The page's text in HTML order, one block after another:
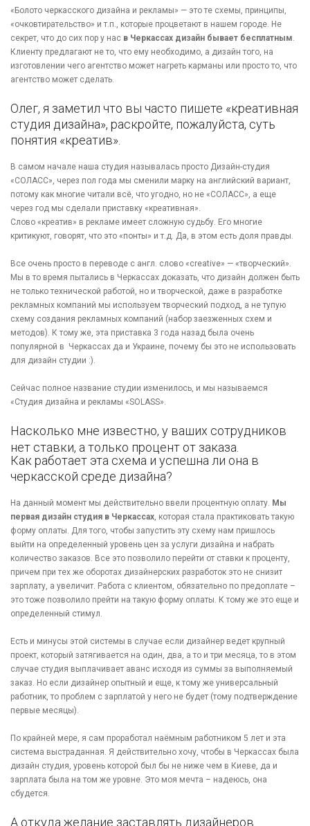
«Болото черкасского дизайна и рекламы» — это те схемы, принципы,
«очковтирательство» и т.п., которые процветают в нашем городе. Не
секрет, что до сих пор у нас в Черкассах дизайн бывает бесплатным.
Клиенту предлагают не то, что ему необходимо, а дизайн того, на
изготовлении чего агентство может нагреть карманы или просто то, что
агентство может сделать.
Олег, я заметил что вы часто пишете «креативная
студия дизайна», раскройте, пожалуйста, суть
понятия «креатив».
В самом начале наша студия называлась просто Дизайн-студия
«СОЛАСС», через пол года мы сменили марку на английский вариант,
потому как многие читали всё, что угодно, но не «СОЛАСС», а еще
через год мы сделали приставку «креативная».
Слово «креатив» в рекламе имеет сложную судьбу. Его многие
критикуют, говорят, что это «понты» и т.д. Да, в этом есть доля правды.
Все очень просто в переводе с англ. слово «creative» — «творческий».
Мы в то время пытались в Черкассах доказать, что дизайн должен быть
не только технической работой, но и творческой, даже в разработке
рекламных компаний мы используем творческий подход, а не тупую
схему создания рекламных компаний (набор заезженных схем и
методов). К тому же, эта приставка 3 года назад была очень
популярной в Черкассах да и Украине, почему бы это не использовать
для дизайн студии :).
Сейчас полное название студии изменилось, и мы называемся
«Студия дизайна и рекламы «SOLASS».
Насколько мне известно, у ваших сотрудников
нет ставки, а только процент от заказа.
Как работает эта схема и успешна ли она в
черкасской среде дизайна?
На данный момент мы действительно ввели процентную оплату. Мы
первая дизайн студия в Черкассах, которая стала практиковать такую
форму оплаты. Для того, чтобы запустить эту схему нам пришлось
выйти на определенный уровень цен за услуги дизайна и набрать
количество заказов. Все это позволило перейти от ставки к проценту,
причем при тех же оборотах дизайнерских разработок это не снизит
зарплату, а увеличит. Работа с клиентом, обязательно по предоплате –
это тоже позволило прейти на такую форму оплаты. К тому же это еще и
определенный стимул.
Есть и минусы этой системы в случае если дизайнер ведет крупный
проект, который затягивается на один, два, а то и три месяца, то в этом
случае студия выплачивает аванс исходя из суммы за выполняемый
заказ. Но если дизайнер опытный и еще, к тому же универсальный
работник, то проблем с зарплатой у него не будет (тому подтверждение
первые месяцы).
По крайней мере, я сам проработал наёмным работником 5 лет и эта
система выстраданная. Я действительно хочу, чтобы в Черкассах была
дизайн студия, уровень которой был бы не ниже чем в Киеве, да и
зарплата была на том же уровне. Это моя мечта – надеюсь, она
сбудется.
А откуда желание заставлять дизайнеров